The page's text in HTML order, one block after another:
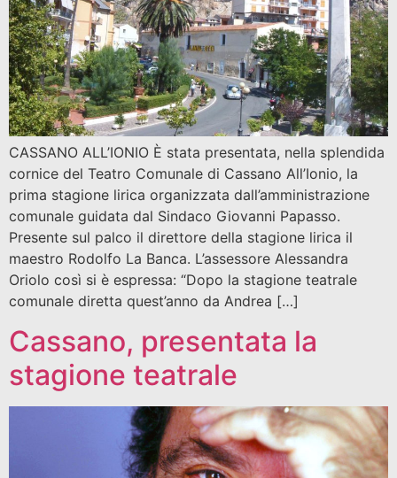
CASSANO ALL’IONIO È stata presentata, nella splendida
cornice del Teatro Comunale di Cassano All’Ionio, la
prima stagione lirica organizzata dall’amministrazione
comunale guidata dal Sindaco Giovanni Papasso.
Presente sul palco il direttore della stagione lirica il
maestro Rodolfo La Banca. L’assessore Alessandra
Oriolo così si è espressa: “Dopo la stagione teatrale
comunale diretta quest’anno da Andrea […]
Cassano, presentata la
stagione teatrale